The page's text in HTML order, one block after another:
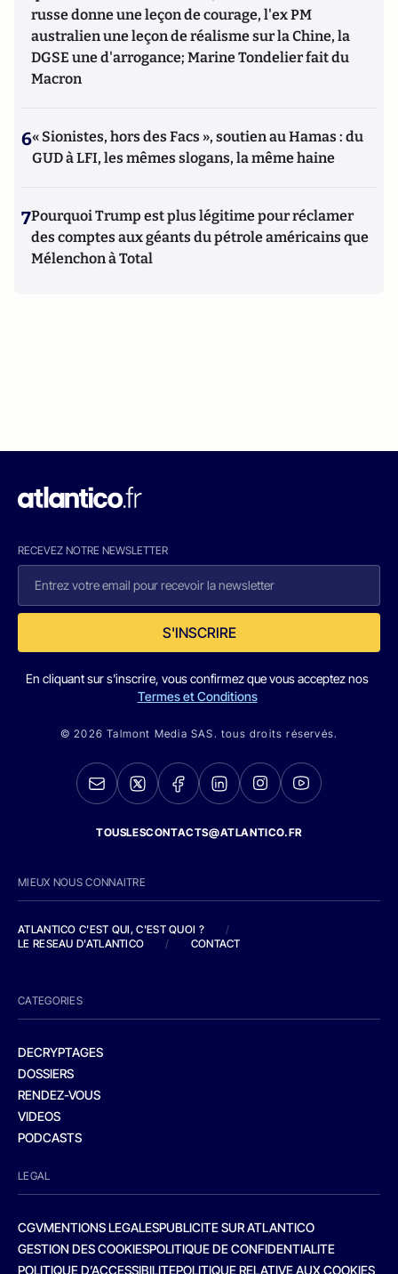
russe donne une leçon de courage, l'ex PM
australien une leçon de réalisme sur la Chine, la
DGSE une d'arrogance; Marine Tondelier fait du
Macron
6« Sionistes, hors des Facs », soutien au Hamas : du
GUD à LFI, les mêmes slogans, la même haine
7Pourquoi Trump est plus légitime pour réclamer
des comptes aux géants du pétrole américains que
Mélenchon à Total
RECEVEZ NOTRE NEWSLETTER
S'INSCRIRE
En cliquant sur s'inscrire, vous confirmez que vous acceptez nos
Termes et Conditions
© 2026 Talmont Media SAS. tous droits réservés.
TOUSLESCONTACTS@ATLANTICO.FR
MIEUX NOUS CONNAITRE
ATLANTICO C'EST QUI, C'EST QUOI ?
/
LE RESEAU D'ATLANTICO
/ CONTACT
CATEGORIES
DECRYPTAGES
DOSSIERS
RENDEZ-VOUS
VIDEOS
PODCASTS
LEGAL
CGVMENTIONS LEGALESPUBLICITE SUR ATLANTICO
GESTION DES COOKIESPOLITIQUE DE CONFIDENTIALITE
POLITIQUE D’ACCESSIBILITEPOLITIQUE RELATIVE AUX COOKIES